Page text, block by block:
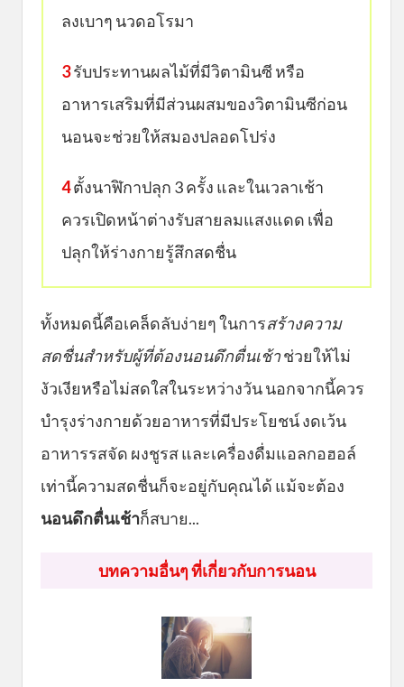
ลงเบาๆ นวดอโรมา
3รับประทานผลไม้ที่มีวิตามินซี หรือ
อาหารเสริมที่มีส่วนผสมของวิตามินซีก่อน
นอนจะช่วยให้สมองปลอดโปร่ง
4ตั้งนาฬิกาปลุก 3 ครั้ง และในเวลาเช้า
ควรเปิดหน้าต่างรับสายลมแสงแดด เพื่อ
ปลุกให้ร่างกายรู้สึกสดชื่น
ทั้งหมดนี้คือเคล็ดลับง่ายๆ ในการสร้างความ
สดชื่นสำหรับผู้ที่ต้องนอนดึกตื่นเช้าช่วยให้ไม่
งัวเงียหรือไม่สดใสในระหว่างวัน นอกจากนี้ควร
บำรุงร่างกายด้วยอาหารที่มีประโยชน์ งดเว้น
อาหารรสจัด ผงชูรส และเครื่องดื่มแอลกอฮอล์
เท่านี้ความสดชื่นก็จะอยู่กับคุณได้ แม้จะต้อง
นอนดึกตื่นเช้าก็สบาย...
บทความอื่นๆ ที่เกี่ยวกับการนอน